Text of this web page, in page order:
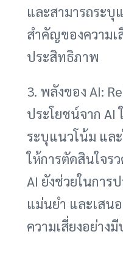
และสามารถระบุ
สำคัญของความเ
ประสิทธิภาพ
3. พลังของ AI:
ประโยชน์จาก AI
ระบุแนวโน้ม แล
ให้การตัดสินใจร
AI ยังช่วยในการ
แม่นยำ และเสน
ความเสี่ยงอย่าง